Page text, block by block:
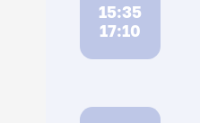
15:35
17:10